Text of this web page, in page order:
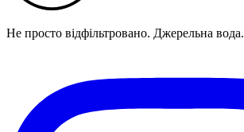
Не просто відфільтровано. Джерельна вода.